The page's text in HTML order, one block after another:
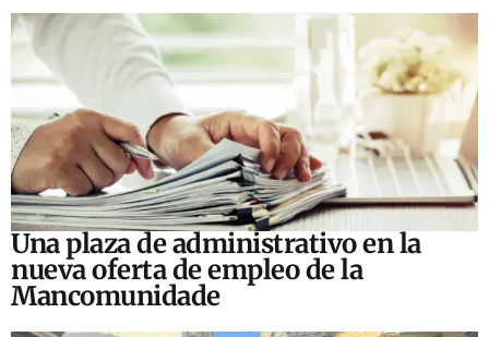
Una plaza de administrativo en la
nueva oferta de empleo de la
Mancomunidade